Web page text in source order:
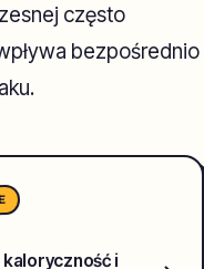
często
bezpośrednio
kaloryczność i